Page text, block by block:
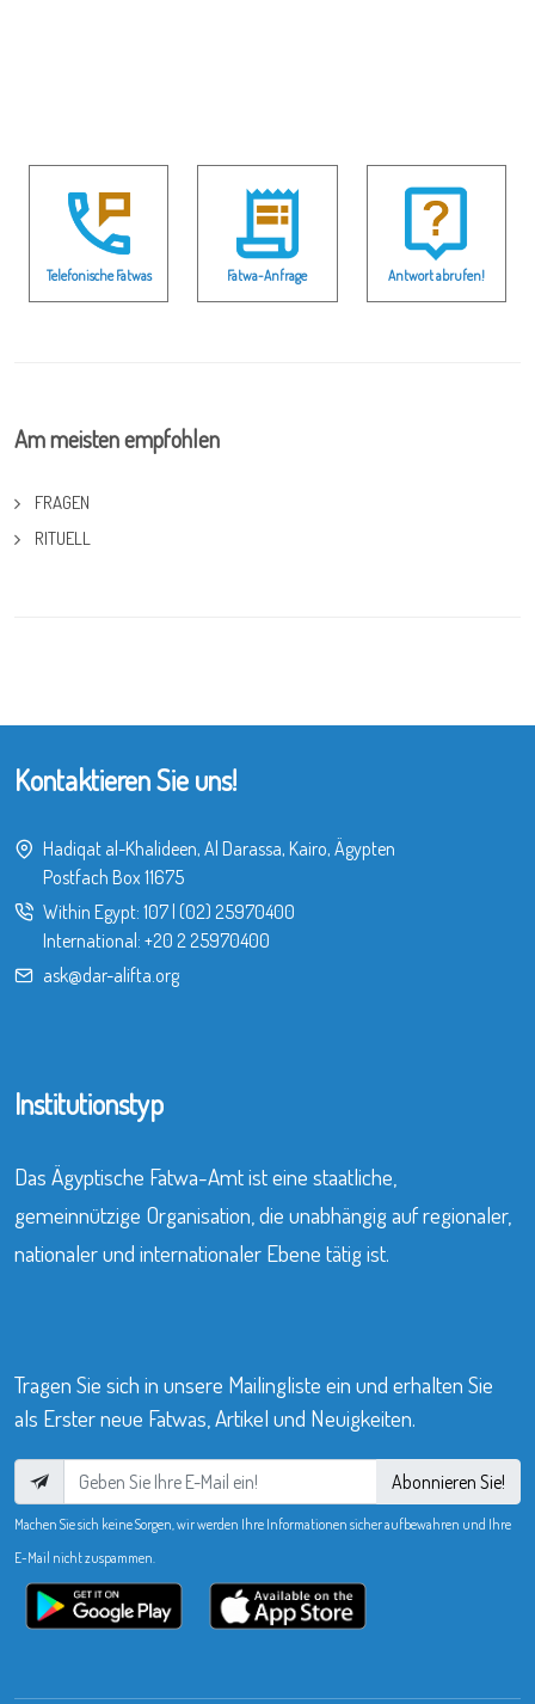
Telefonische Fatwas Fatwa-Anfrage Antwort abrufen!
Am meisten empfohlen
FRAGEN
RITUELL
Kontaktieren Sie uns!
Hadiqat al-Khalideen, Al Darassa, Kairo, Ägypten
Postfach Box 11675
Within Egypt: 107| (02) 25970400
International: +20 2 25970400
ask@dar-alifta.org
Institutionstyp
Das Ägyptische Fatwa-Amt ist eine staatliche,
gemeinnützige Organisation, die unabhängig auf regionaler,
nationaler und internationaler Ebene tätig ist.
Tragen Sie sich in unsere Mailingliste ein und erhalten Sie
als Erster neue Fatwas, Artikel und Neuigkeiten.
Abonnieren Sie!
Machen Sie sich keine Sorgen, wir werden Ihre Informationen sicher aufbewahren und Ihre
E-Mail nicht zuspammen.